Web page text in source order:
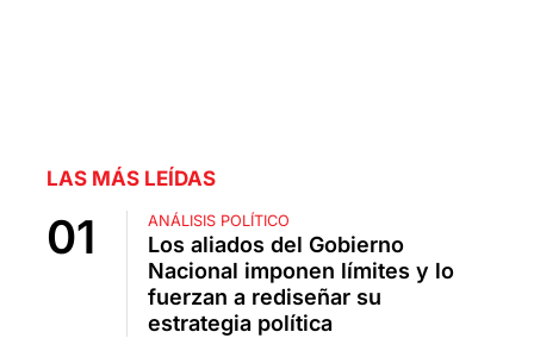
LAS MÁS LEÍDAS
ANÁLISIS POLÍTICO
Los aliados del Gobierno
Nacional imponen límites y lo
fuerzan a rediseñar su
estrategia política